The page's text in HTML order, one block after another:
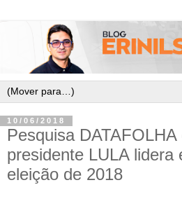
10/06/2018
Pesquisa
presidente LULA lidera
eleição de 2018